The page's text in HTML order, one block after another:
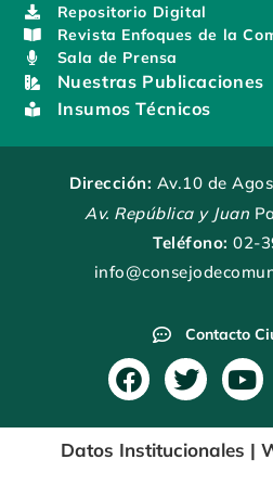
Repositorio Digital
Revista Enfoques de la
Sala de Prensa
Nuestras Publicaciones
Insumos Técnicos
Dirección: Av.10 de
Av. República y Juan
Teléfono: 02-
Contacto
F
a
c
e
T
w
i
t
Y
o
u
t
Datos Institucionales |